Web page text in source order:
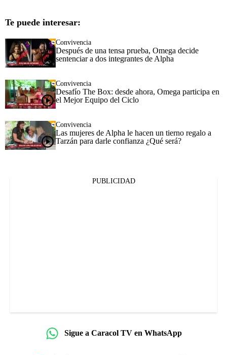
Te puede interesar:
Convivencia
Después de una tensa prueba, Omega decide
sentenciar a dos integrantes de Alpha
Convivencia
Desafío The Box: desde ahora, Omega participa en
el Mejor Equipo del Ciclo
Convivencia
Las mujeres de Alpha le hacen un tierno regalo a
Tarzán para darle confianza ¿Qué será?
PUBLICIDAD
Sigue a Caracol TV en WhatsApp